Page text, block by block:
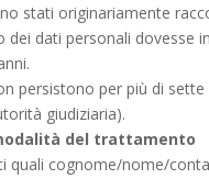
stati originariamente
dati personali dovesse
persistono per più di
giudiziaria).
del trattamento
quali cognome/nome/